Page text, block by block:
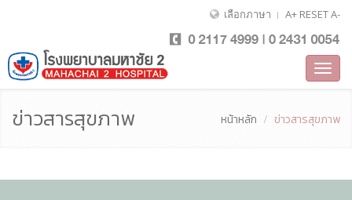
เลือกภาษา A+ RESETA-
ข่าวสารสุขภาพ หน้าหลัก ข่าวสารสุขภาพ